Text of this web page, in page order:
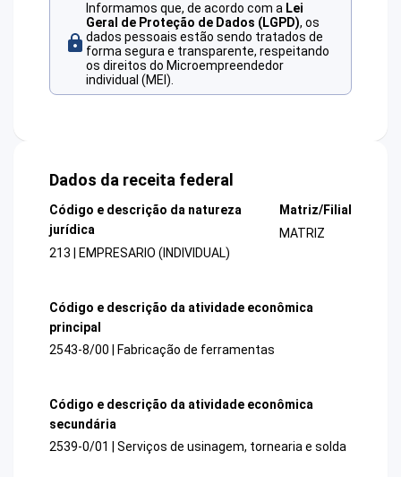
Informamos que, de acordo com a Lei
Geral de Proteção de Dados (LGPD), os
dados pessoais estão sendo tratados de
forma segura e transparente, respeitando
os direitos do Microempreendedor
individual (MEI).
Dados da receita federal
Código e descrição da natureza
jurídica
213 | EMPRESARIO (INDIVIDUAL)
Matriz/Filial
MATRIZ
Código e descrição da atividade econômica
principal
2543-8/00 | Fabricação de ferramentas
Código e descrição da atividade econômica
secundária
2539-0/01 | Serviços de usinagem, tornearia e solda